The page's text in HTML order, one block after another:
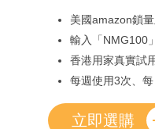
美國amazon鎖
輸入「NMG100
香港用家真實試
每週使用3次、
立即選購